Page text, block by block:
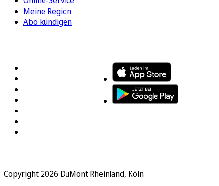
Meine Region
Abo kündigen
Copyright 2026 DuMont Rheinland, Köln